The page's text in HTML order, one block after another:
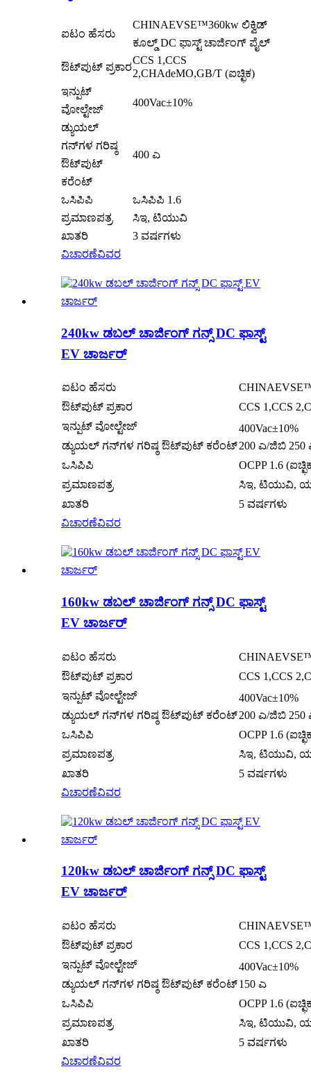
ಐಟಂ ಹೆಸರು
CHINAEVSE™️360kw ಲಿಕ್ವಿಡ್
ಕೂಲ್ಡ್ DC ಫಾಸ್ಟ್ ಚಾರ್ಜಿಂಗ್ ಪೈಲ್
ಔಟ್‌ಪುಟ್ ಪ್ರಕಾರ
CCS 1,CCS
2,CHAdeMO,GB/T (ಐಚ್ಛಿಕ)
ಇನ್ಪುಟ್
ವೋಲ್ಟೇಜ್
400Vac±10%
ಡ್ಯುಯಲ್
ಗನ್‌ಗಳ ಗರಿಷ್ಠ
ಔಟ್‌ಪುಟ್
ಕರೆಂಟ್
400 ಎ
ಒಸಿಪಿಪಿ
ಒಸಿಪಿಪಿ 1.6
ಪ್ರಮಾಣಪತ್ರ
ಸಿಇ, ಟಿಯುವಿ
ಖಾತರಿ
3 ವರ್ಷಗಳು
ವಿಚಾರಣೆವಿವರ
240kw ಡಬಲ್ ಚಾರ್ಜಿಂಗ್ ಗನ್ಸ್ DC ಫಾಸ್ಟ್
EV ಚಾರ್ಜರ್
ಐಟಂ ಹೆಸರು
ಔಟ್‌ಪುಟ್ ಪ್ರಕಾರ
CCS 1,CCS
ಇನ್ಪುಟ್ ವೋಲ್ಟೇಜ್
400Vac±10%
ಡ್ಯುಯಲ್ ಗನ್‌ಗಳ ಗರಿಷ್ಠ ಔಟ್‌ಪುಟ್ ಕರೆಂಟ್200 ಎ/ಜಿಬಿ 250
ಒಸಿಪಿಪಿ
OCPP 1.6
ಪ್ರಮಾಣಪತ್ರ
ಸಿಇ, ಟಿಯುವಿ,
ಖಾತರಿ
5 ವರ್ಷಗಳು
ವಿಚಾರಣೆವಿವರ
160kw ಡಬಲ್ ಚಾರ್ಜಿಂಗ್ ಗನ್ಸ್ DC ಫಾಸ್ಟ್
EV ಚಾರ್ಜರ್
ಐಟಂ ಹೆಸರು
ಔಟ್‌ಪುಟ್ ಪ್ರಕಾರ
CCS 1,CCS
ಇನ್ಪುಟ್ ವೋಲ್ಟೇಜ್
400Vac±10%
ಡ್ಯುಯಲ್ ಗನ್‌ಗಳ ಗರಿಷ್ಠ ಔಟ್‌ಪುಟ್ ಕರೆಂಟ್200 ಎ/ಜಿಬಿ 250
ಒಸಿಪಿಪಿ
OCPP 1.6
ಪ್ರಮಾಣಪತ್ರ
ಸಿಇ, ಟಿಯುವಿ,
ಖಾತರಿ
5 ವರ್ಷಗಳು
ವಿಚಾರಣೆವಿವರ
120kw ಡಬಲ್ ಚಾರ್ಜಿಂಗ್ ಗನ್ಸ್ DC ಫಾಸ್ಟ್
EV ಚಾರ್ಜರ್
ಐಟಂ ಹೆಸರು
ಔಟ್‌ಪುಟ್ ಪ್ರಕಾರ
CCS 1,CCS
ಇನ್ಪುಟ್ ವೋಲ್ಟೇಜ್
400Vac±10%
ಡ್ಯುಯಲ್ ಗನ್‌ಗಳ ಗರಿಷ್ಠ ಔಟ್‌ಪುಟ್ ಕರೆಂಟ್150 ಎ
ಒಸಿಪಿಪಿ
OCPP 1.6
ಪ್ರಮಾಣಪತ್ರ
ಸಿಇ, ಟಿಯುವಿ,
ಖಾತರಿ
5 ವರ್ಷಗಳು
ವಿಚಾರಣೆವಿವರ